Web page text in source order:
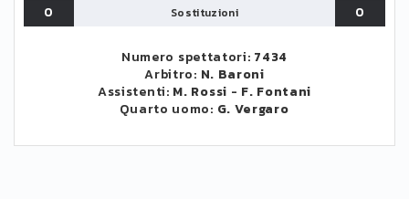
0
Sostituzioni 0
Numero spettatori: 7434
Arbitro: N. Baroni
Assistenti: M. Rossi - F. Fontani
Quarto uomo: G. Vergaro